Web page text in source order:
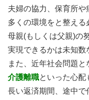
夫婦の協力、保育所や
多くの環境をと整える
母親(もしくは父親)の
実現できるかは未知数
また、近年社会問題と
介護離職といった心配
長い返済期間、途中で